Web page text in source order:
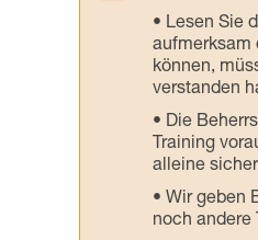
Lesen Sie
aufmerksam
können,
verstanden
Die
Training
alleine
Wir geben
noch andere